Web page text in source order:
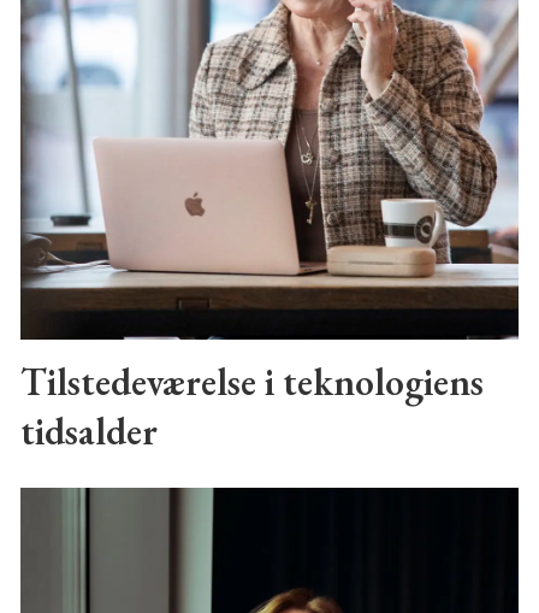
Tilstedeværelse i teknologiens
tidsalder